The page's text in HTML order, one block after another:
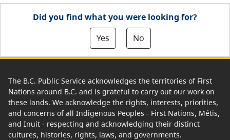
Did you find what you were looking for?
Yes
No
The B.C. Public Service acknowledges the territories of First
Nations around B.C. and is grateful to carry out our work on
these lands. We acknowledge the rights, interests, priorities,
and concerns of all Indigenous Peoples - First Nations, Métis,
and Inuit - respecting and acknowledging their distinct
cultures, histories, rights, laws, and governments.